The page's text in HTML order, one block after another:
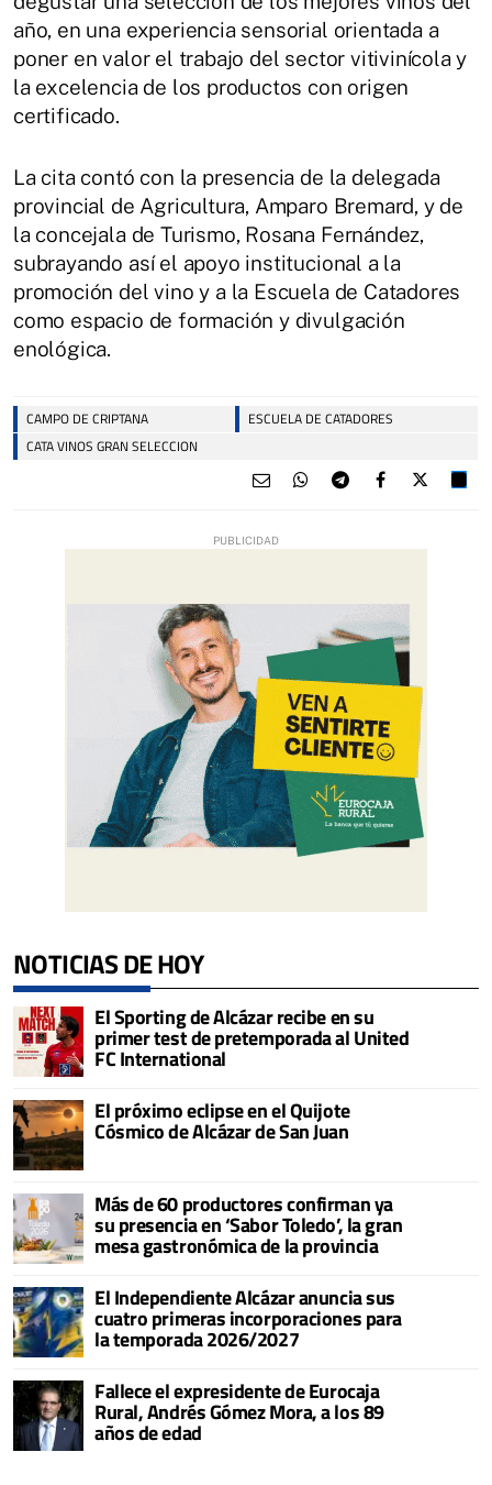
año, en una experiencia sensorial orientada a
poner en valor el trabajo del sector vitivinícola y
la excelencia de los productos con origen
certificado.
La cita contó con la presencia de la delegada
provincial de Agricultura, Amparo Bremard, y de
la concejala de Turismo, Rosana Fernández,
subrayando así el apoyo institucional a la
promoción del vino y a la Escuela de Catadores
como espacio de formación y divulgación
enológica.
CAMPO DE CRIPTANA
ESCUELA DE CATADORES
CATA VINOS GRAN SELECCION
NOTICIAS DE HOY
El Sporting de Alcázar recibe en su
primer test de pretemporada al United
FC International
El próximo eclipse en el Quijote
Cósmico de Alcázar de San Juan
Más de 60 productores confirman ya
su presencia en ‘Sabor Toledo’, la gran
mesa gastronómica de la provincia
El Independiente Alcázar anuncia sus
cuatro primeras incorporaciones para
la temporada 2026/2027
Fallece el expresidente de Eurocaja
Rural, Andrés Gómez Mora, a los 89
años de edad